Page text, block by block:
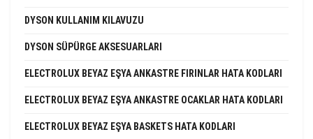
DYSON KULLANIM KILAVUZU
DYSON SÜPÜRGE AKSESUARLARI
ELECTROLUX BEYAZ EŞYA ANKASTRE FIRINLAR HATA KODLARI
ELECTROLUX BEYAZ EŞYA ANKASTRE OCAKLAR HATA KODLARI
ELECTROLUX BEYAZ EŞYA BASKETS HATA KODLARI